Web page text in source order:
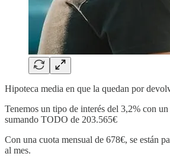
Hipoteca media en que la quedan por
Tenemos un tipo de interés del 3,2% con
sumando TODO de 203.565€
Con una cuota mensual de 678€, se están
al mes.